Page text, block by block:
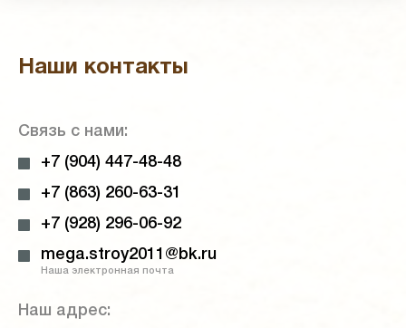
Наши контакты
Связь с нами:
+7 (904) 447-48-48
+7 (863) 260-63-31
+7 (928) 296-06-92
mega.stroy2011@bk.ru
Наша электронная почта
Наш адрес: